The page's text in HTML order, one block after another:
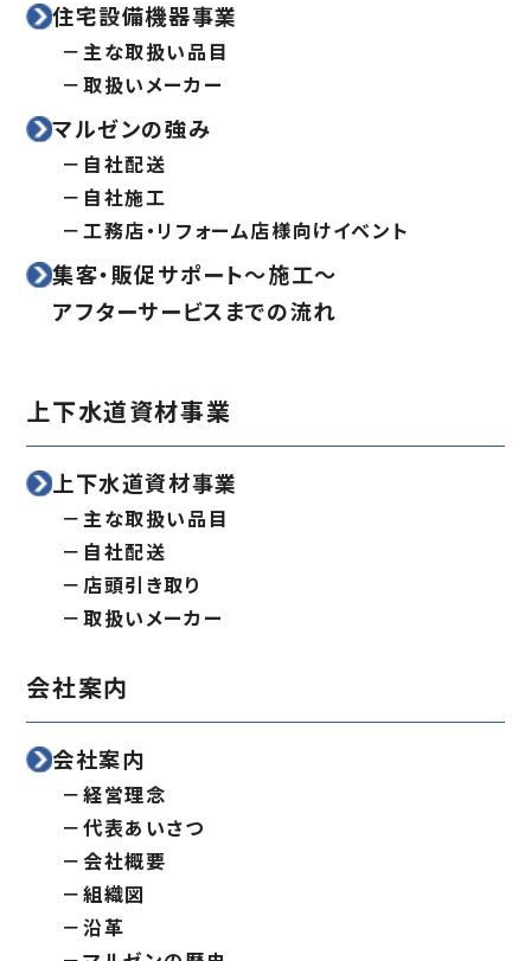
住宅設備機器事業
主な取扱い品目
取扱いメーカー
マルゼンの強み
自社配送
自社施工
工務店・リフォーム店様向けイベント
集客・販促サポート〜施工〜
アフターサービスまでの流れ
上下水道資材事業
上下水道資材事業
主な取扱い品目
自社配送
店頭引き取り
取扱いメーカー
会社案内
会社案内
経営理念
代表あいさつ
会社概要
組織図
沿革